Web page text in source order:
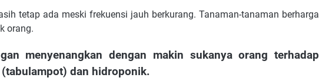
tetap ada meski frekuensi jauh berkurang. Tanaman-tanaman berharga
orang.
menyenangkan dengan makin sukanya orang terhadap
dan hidroponik.